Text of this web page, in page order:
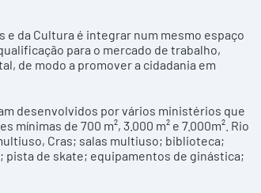
e da Cultura é integrar num mesmo espaço
para o mercado de trabalho,
de modo a promover a cidadania em
desenvolvidos por vários ministérios que
de 700 m², 3.000 m² e 7.000m². Rio
Cras; salas multiuso; biblioteca;
de skate; equipamentos de ginástica;